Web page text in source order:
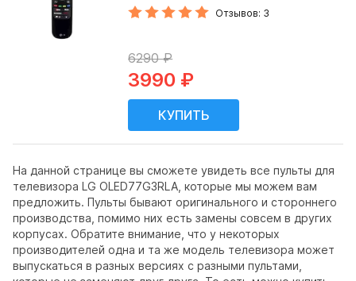
На данной странице вы сможете увидеть все пульты для
телевизора LG OLED77G3RLA, которые мы можем вам
предложить. Пульты бывают оригинального и стороннего
производства, помимо них есть замены совсем в других
корпусах. Обратите внимание, что у некоторых
производителей одна и та же модель телевизора может
выпускаться в разных версиях с разными пультами,
Отзывов: 3
6290 ₽
3990 ₽